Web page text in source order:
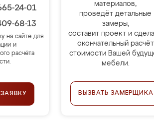
24-01
68-13
на сайте для
и
расчёта
материалов,
проведёт детальные
замеры,
составит проект и
окончательный расчёт
стоимости Вашей
мебели.
ВЫЗВАТЬ ЗАМЕРЩИКА